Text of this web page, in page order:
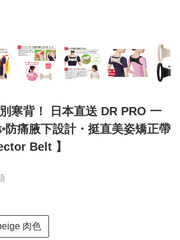
寒背！ 日本直送 DR PRO 一
防痛腋下設計・挺直美姿矯正帶
Belt 】
肉色